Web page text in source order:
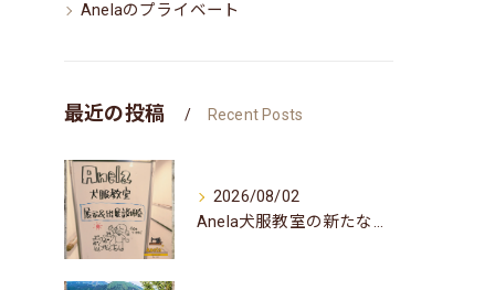
Anelaのプライベート
最近の投稿 Recent Posts
2026/08/02
Anela犬服教室の新たな企画✨